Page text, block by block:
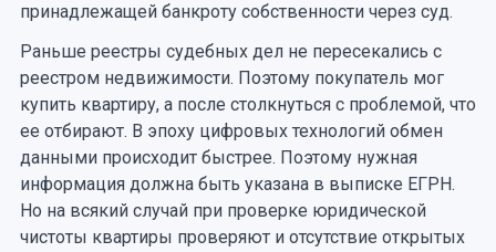
принадлежащей банкроту собственности через суд.
Раньше реестры судебных дел не пересекались с
реестром недвижимости. Поэтому покупатель мог
купить квартиру, а после столкнуться с проблемой, что
ее отбирают. В эпоху цифровых технологий обмен
данными происходит быстрее. Поэтому нужная
информация должна быть указана в выписке ЕГРН.
Но на всякий случай при проверке юридической
чистоты квартиры проверяют и отсутствие открытых